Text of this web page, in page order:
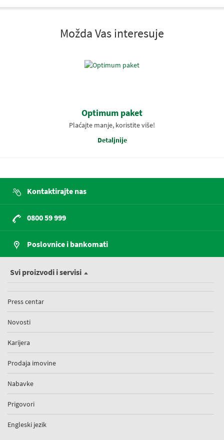
Možda Vas interesuje
Optimum paket
Plaćajte manje, koristite više!
Detaljnije
Kontaktirajte nas
0800 59 999
Poslovnice i bankomati
Svi proizvodi i servisi
Press centar
Novosti
Karijera
Prodaja imovine
Nabavke
Prigovori
Engleski jezik